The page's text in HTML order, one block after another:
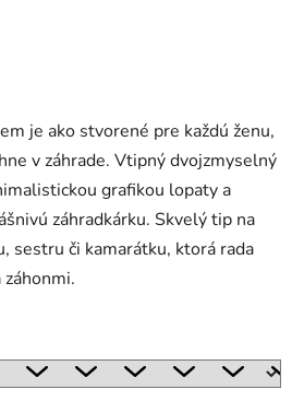
je ako stvorené pre každú ženu,
v záhrade. Vtipný dvojzmyselný
grafikou lopaty a
záhradkárku. Skvelý tip na
sestru či kamarátku, ktorá rada